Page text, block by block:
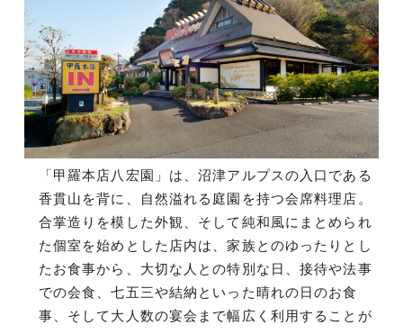
「甲羅本店八宏園」は、沼津アルプスの入口である
香貫山を背に、自然溢れる庭園を持つ会席料理店。
合掌造りを模した外観、そして純和風にまとめられ
た個室を始めとした店内は、家族とのゆったりとし
たお食事から、大切な人との特別な日、接待や法事
での会食、七五三や結納といった晴れの日のお食
事、そして大人数の宴会まで幅広く利用することが